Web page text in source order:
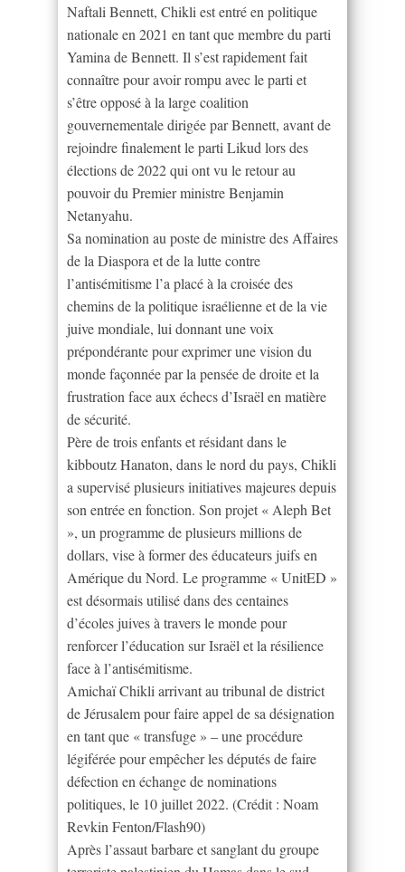
Naftali Bennett, Chikli est entré en politique
nationale en 2021 en tant que membre du parti
Yamina de Bennett. Il s’est rapidement fait
connaître pour avoir rompu avec le parti et
s’être opposé à la large coalition
gouvernementale dirigée par Bennett, avant de
rejoindre finalement le parti Likud lors des
élections de 2022 qui ont vu le retour au
pouvoir du Premier ministre Benjamin
Netanyahu.
Sa nomination au poste de ministre des Affaires
de la Diaspora et de la lutte contre
l’antisémitisme l’a placé à la croisée des
chemins de la politique israélienne et de la vie
juive mondiale, lui donnant une voix
prépondérante pour exprimer une vision du
monde façonnée par la pensée de droite et la
frustration face aux échecs d’Israël en matière
de sécurité.
Père de trois enfants et résidant dans le
kibboutz Hanaton, dans le nord du pays, Chikli
a supervisé plusieurs initiatives majeures depuis
son entrée en fonction. Son projet « Aleph Bet
», un programme de plusieurs millions de
dollars, vise à former des éducateurs juifs en
Amérique du Nord. Le programme « UnitED »
est désormais utilisé dans des centaines
d’écoles juives à travers le monde pour
renforcer l’éducation sur Israël et la résilience
face à l’antisémitisme.
Amichaï Chikli arrivant au tribunal de district
de Jérusalem pour faire appel de sa désignation
en tant que « transfuge » – une procédure
légiférée pour empêcher les députés de faire
défection en échange de nominations
politiques, le 10 juillet 2022. (Crédit : Noam
Revkin Fenton/Flash90)
Après l’assaut barbare et sanglant du groupe